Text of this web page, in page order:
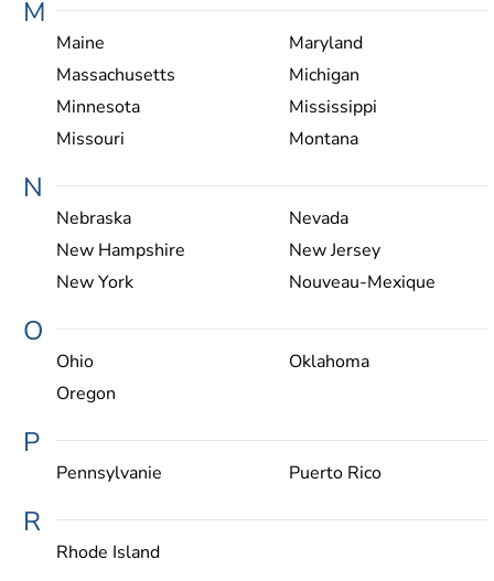
M
Maine
Maryland
Massachusetts
Michigan
Minnesota
Mississippi
Missouri
Montana
N
Nebraska
Nevada
New Hampshire
New Jersey
New York
Nouveau-Mexique
O
Ohio
Oklahoma
Oregon
P
Pennsylvanie Puerto Rico
R
Rhode Island